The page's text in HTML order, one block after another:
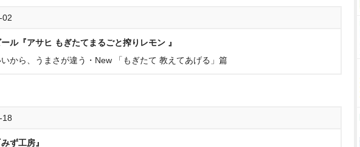
02
ル『アサヒ もぎたてまるごと搾りレモン 』
から、うまさが違う・New 「もぎたて 教えてあげる」篇
18
ず工房』